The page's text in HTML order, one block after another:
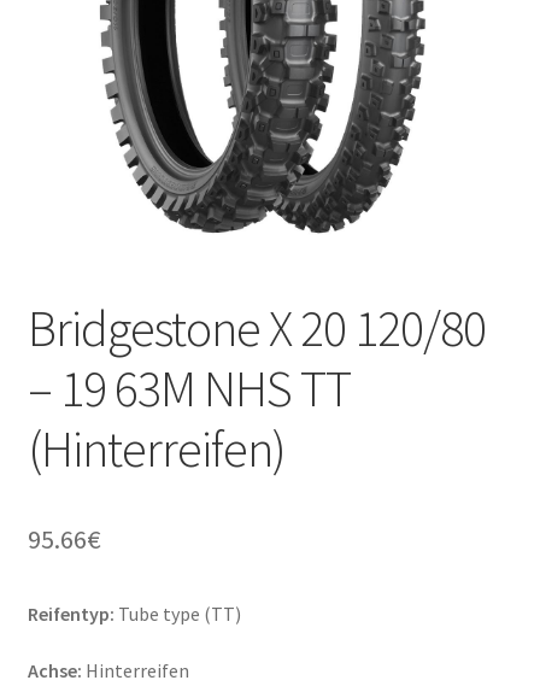
Bridgestone X 20 120/80
– 19 63M NHS TT
(Hinterreifen)
95.66€
Reifentyp: Tube type (TT)
Achse: Hinterreifen